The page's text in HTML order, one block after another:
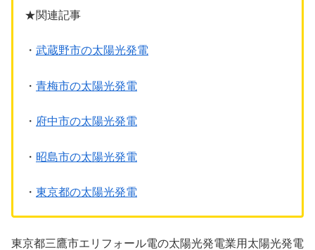
★関連記事
・ 武蔵野市の太陽光発電
・ 青梅市の太陽光発電
・ 府中市の太陽光発電
・ 昭島市の太陽光発電
・ 東京都の太陽光発電
東京都三鷹市エリフォール電の太陽光発電業用太陽光発電